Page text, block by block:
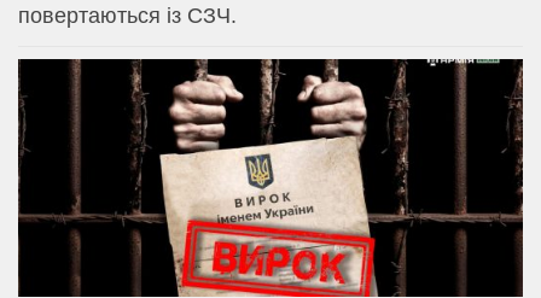
повертаються із СЗЧ.